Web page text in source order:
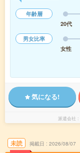
年齢層
20代
男女比率
女性
気になる!
派遣会社
未読 掲載日 2026/08/07